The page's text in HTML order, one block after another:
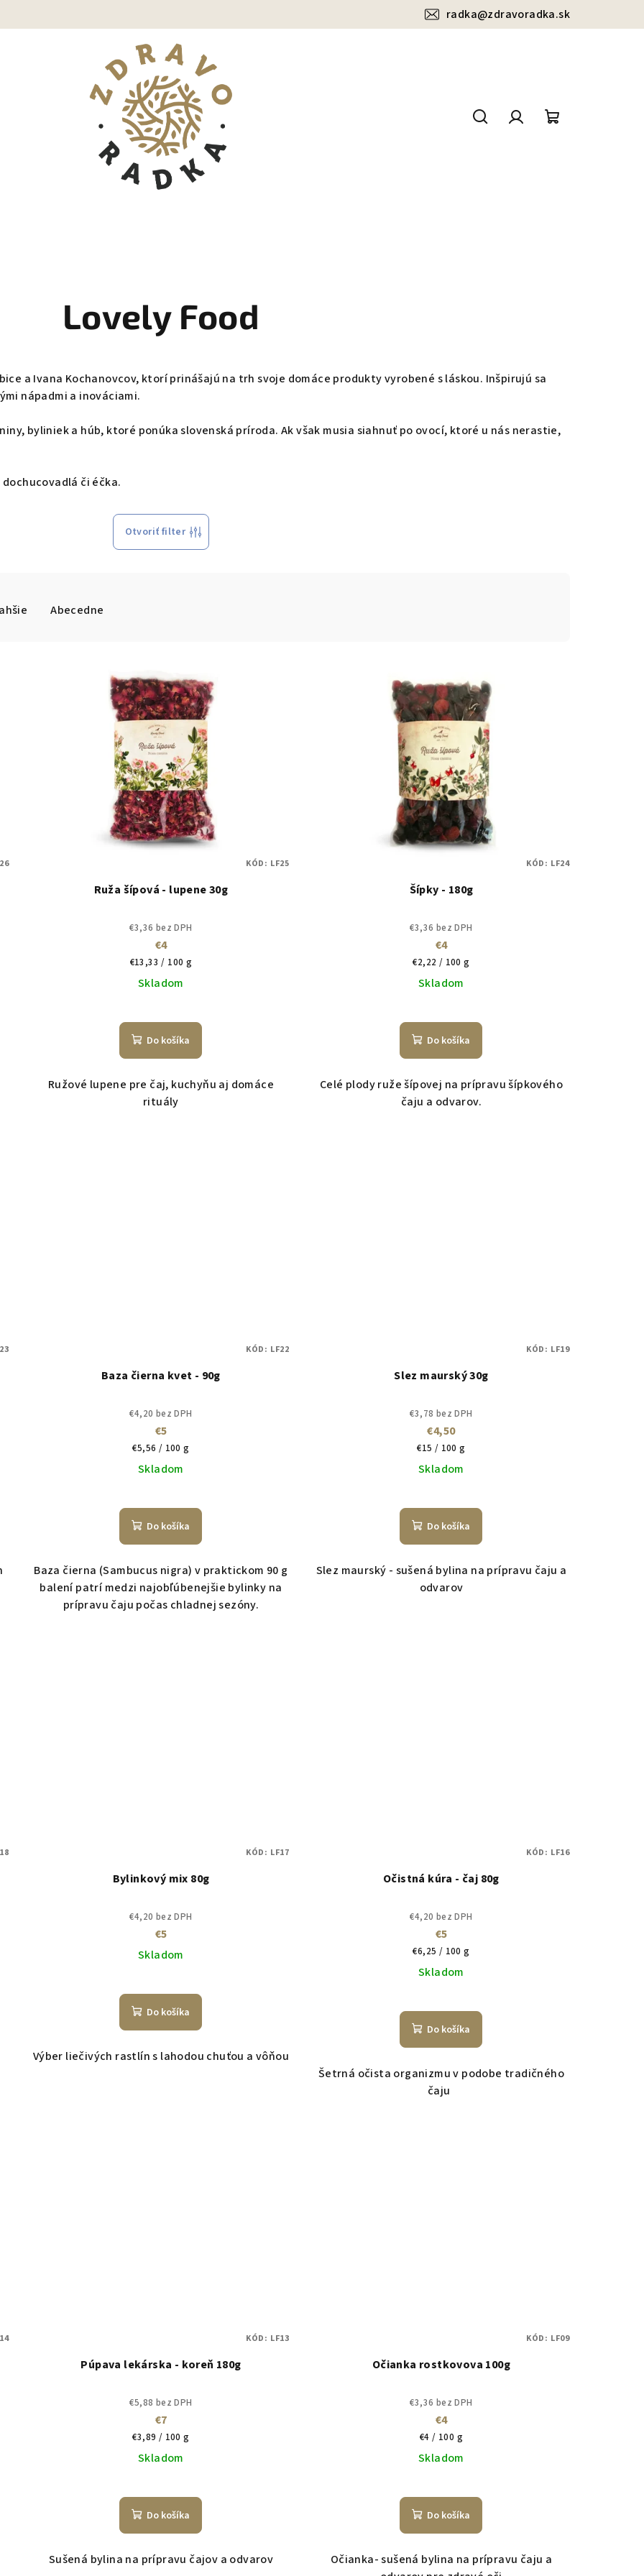
radka@zdravoradka.sk
Lovely Food
a Ivana Kochanovcov, ktorí prinášajú na trh svoje domáce produkty vyrobené s láskou. Inšpirujú sa
nápadmi a inováciami.
byliniek a húb, ktoré ponúka slovenská príroda. Ak však musia siahnuť po ovocí, ktoré u nás nerastie,
či éčka.
Otvoriť filter
Abecedne
Ruža šípová - lupene 30g
€3,36 bez DPH
€4
Jednotková
cena:
€13,33 / 100 g
Skladom
Do košíka
Ružové lupene pre čaj, kuchyňu aj domáce
rituály
KÓD: LF25
Šípky - 180g
€3,36 bez DPH
€4
Jednotková
cena:
€2,22 / 100 g
Skladom
Do košíka
Celé plody ruže šípovej na prípravu šípkového
čaju a odvarov.
KÓD: LF24
Baza čierna kvet - 90g
€4,20 bez DPH
€5
Jednotková
cena:
€5,56 / 100 g
Skladom
Do košíka
Baza čierna (Sambucus nigra) v praktickom 90 g
balení patrí medzi najobľúbenejšie bylinky na
prípravu čaju počas chladnej sezóny.
KÓD: LF22
Slez maurský 30g
€3,78 bez DPH
€4,50
Jednotková
cena:
€15 / 100 g
Skladom
Do košíka
Slez maurský - sušená bylina na prípravu čaju a
odvarov
KÓD: LF19
Bylinkový mix 80g
€4,20 bez DPH
€5
Skladom
Do košíka
Výber liečivých rastlín s lahodou chuťou a vôňou
KÓD: LF17
Očistná kúra - čaj 80g
€4,20 bez DPH
€5
Jednotková
cena:
€6,25 / 100 g
Skladom
Do košíka
Šetrná očista organizmu v podobe tradičného
čaju
KÓD: LF16
Púpava lekárska - koreň 180g
€5,88 bez DPH
€7
Jednotková
cena:
€3,89 / 100 g
Skladom
Do košíka
Sušená bylina na prípravu čajov a odvarov
KÓD: LF13
Očianka rostkovova 100g
€3,36 bez DPH
€4
Jednotková
cena:
€4 / 100 g
Skladom
Do košíka
Očianka- sušená bylina na prípravu čaju a
KÓD: LF09